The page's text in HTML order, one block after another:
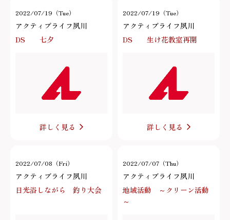
2022/07/19（Tue）
アクティブライフ夙川
DS 七夕
詳しく見る
2022/07/19（Tue）
アクティブライフ夙川
DS 生け花教室再開
詳しく見る
2022/07/08（Fri）
アクティブライフ夙川
日光浴しながら 釣り大会
2022/07/07（Thu）
アクティブライフ夙川
地域活動 ～クリーン活動
～